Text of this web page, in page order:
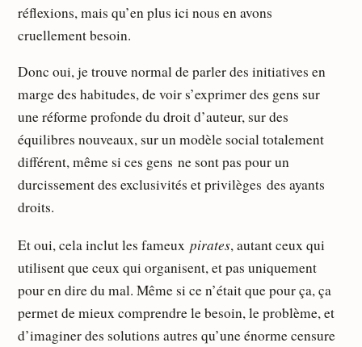
réflexions, mais qu’en plus ici nous en avons
cruellement besoin.
Donc oui, je trouve normal de parler des initiatives en
marge des habitudes, de voir s’exprimer des gens sur
une réforme profonde du droit d’auteur, sur des
équilibres nouveaux, sur un modèle social totalement
différent, même si ces gens ne sont pas pour un
durcissement des exclusivités et privilèges des ayants
droits.
Et oui, cela inclut les fameuxpirates, autant ceux qui
utilisent que ceux qui organisent, et pas uniquement
pour en dire du mal. Même si ce n’était que pour ça, ça
permet de mieux comprendre le besoin, le problème, et
d’imaginer des solutions autres qu’une énorme censure